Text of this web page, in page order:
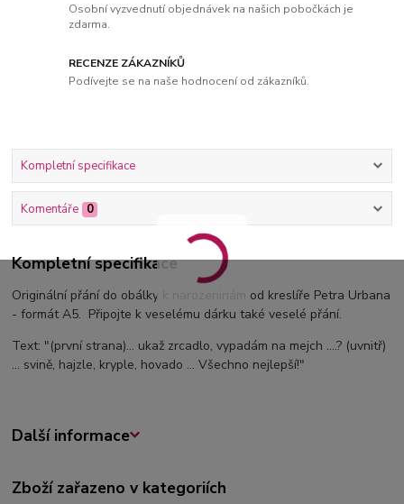
Osobní vyzvednutí objednávek na našich pobočkách je
zdarma.
RECENZE ZÁKAZNÍKŮ
Podívejte se na naše hodnocení od zákazníků.
Kompletní specifikace
Komentáře 0
Kompletní specifikace
Originální přání do obálky k narozeninám od kreslíře Petra Urbana
- formát A5. Připojte k veselému dárku také veselé přání.
Text: "(první strana)... ukaž zrcadlo, vypadám na mejch ....? (uvnitř)
... svině, hajzle, kryple, hovado ... Všechno nejlepší!"
Další informace
Zboží zařazeno v kategoriích